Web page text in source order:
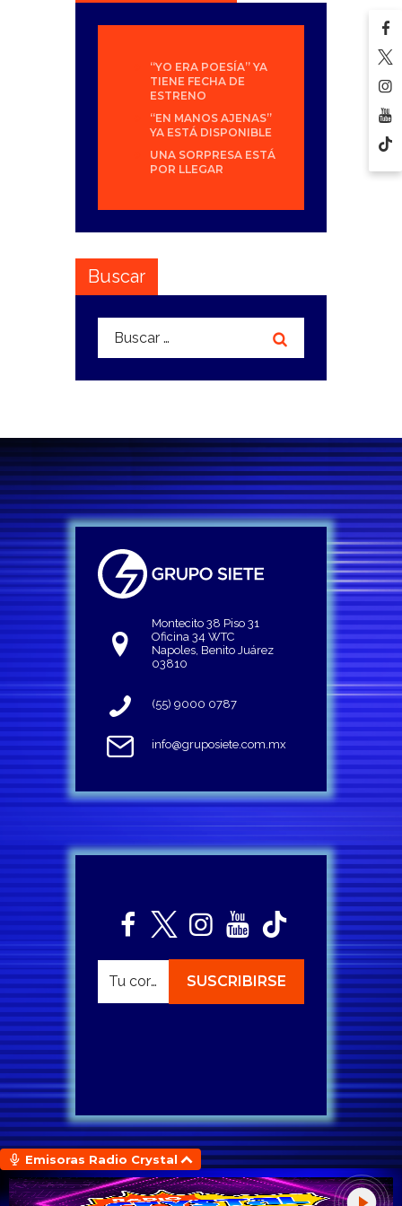
“YO ERA POESÍA” YA
TIENE FECHA DE
ESTRENO
“EN MANOS AJENAS”
YA ESTÁ DISPONIBLE
UNA SORPRESA ESTÁ
POR LLEGAR
Buscar
Buscar:
Montecito 38 Piso 31
Oficina 34 WTC
Napoles, Benito Juárez
03810
(55) 9000 0787
info@gruposiete.com.mx
Emisoras Radio Crystal